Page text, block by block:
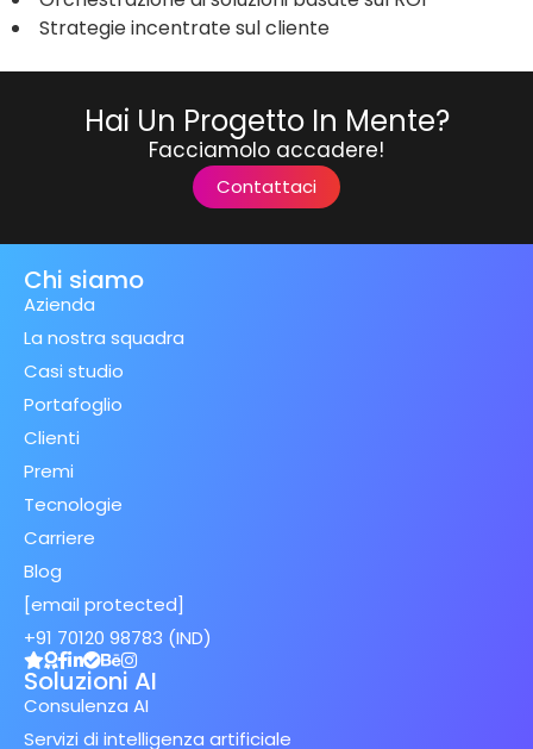
Strategie incentrate sul cliente
Hai Un Progetto In Mente?
Facciamolo accadere!
Contattaci
Chi siamo
Azienda
La nostra squadra
Casi studio
Portafoglio
Clienti
Premi
Tecnologie
Carriere
Blog
[email protected]
+91 70120 98783 (IND)
Soluzioni AI
Consulenza AI
Servizi di intelligenza artificiale